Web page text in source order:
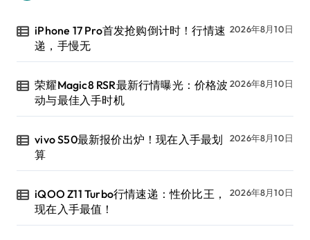
iPhone 17 Pro首发抢购倒计时！行情速
递，手慢无
2026年8月10日
荣耀Magic8 RSR最新行情曝光：价格波
动与最佳入手时机
2026年8月10日
vivo S50最新报价出炉！现在入手最划
算
2026年8月10日
iQOO Z11 Turbo行情速递：性价比王，
现在入手最值！
2026年8月10日